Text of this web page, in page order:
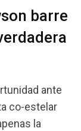
barre
ante
co-estelar
la